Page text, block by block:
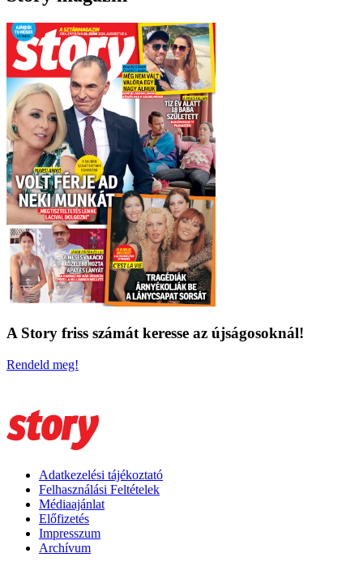
A Story friss számát keresse az újságosoknál!
Rendeld meg!
Adatkezelési tájékoztató
Felhasználási Feltételek
Médiaajánlat
Előfizetés
Impresszum
Archívum